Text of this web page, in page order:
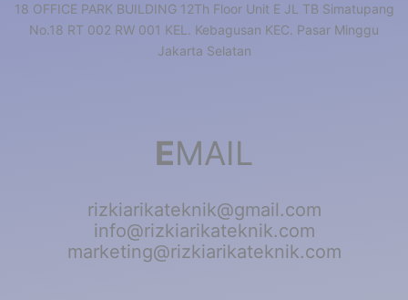
18 OFFICE PARK BUILDING 12Th Floor Unit E JL TB Simatupang
No.18 RT 002 RW 001 KEL. Kebagusan KEC. Pasar Minggu
Jakarta Selatan
EMAIL
rizkiarikateknik@gmail.com
info@rizkiarikateknik.com
marketing@rizkiarikateknik.com